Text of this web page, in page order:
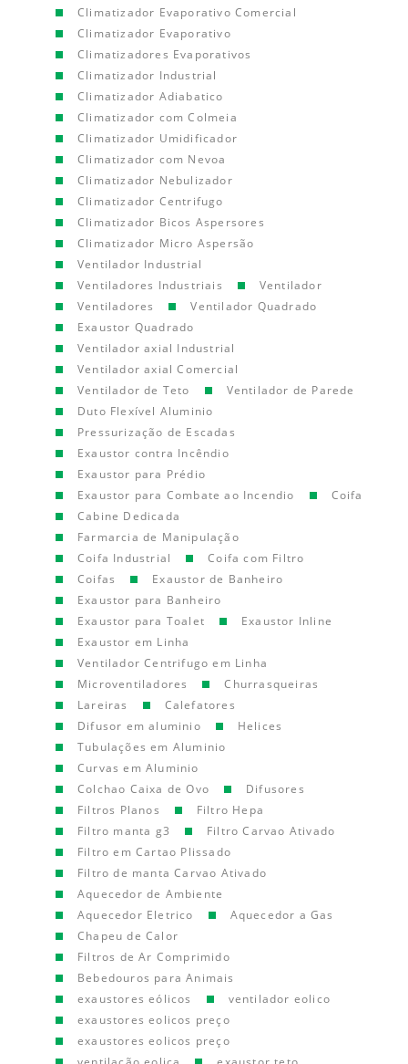
Climatizador Evaporativo Comercial
Climatizador Evaporativo
Climatizadores Evaporativos
Climatizador Industrial
Climatizador Adiabatico
Climatizador com Colmeia
Climatizador Umidificador
Climatizador com Nevoa
Climatizador Nebulizador
Climatizador Centrifugo
Climatizador Bicos Aspersores
Climatizador Micro Aspersão
Ventilador Industrial
Ventiladores Industriais
Ventilador
Ventiladores
Ventilador Quadrado
Exaustor Quadrado
Ventilador axial Industrial
Ventilador axial Comercial
Ventilador de Teto
Ventilador de Parede
Duto Flexível Aluminio
Pressurização de Escadas
Exaustor contra Incêndio
Exaustor para Prédio
Exaustor para Combate ao Incendio
Coifa
Cabine Dedicada
Farmarcia de Manipulação
Coifa Industrial
Coifa com Filtro
Coifas
Exaustor de Banheiro
Exaustor para Banheiro
Exaustor para Toalet
Exaustor Inline
Exaustor em Linha
Ventilador Centrifugo em Linha
Microventiladores
Churrasqueiras
Lareiras
Calefatores
Difusor em aluminio
Helices
Tubulações em Aluminio
Curvas em Aluminio
Colchao Caixa de Ovo
Difusores
Filtros Planos
Filtro Hepa
Filtro manta g3
Filtro Carvao Ativado
Filtro em Cartao Plissado
Filtro de manta Carvao Ativado
Aquecedor de Ambiente
Aquecedor Eletrico
Aquecedor a Gas
Chapeu de Calor
Filtros de Ar Comprimido
Bebedouros para Animais
exaustores eólicos
ventilador eolico
exaustores eolicos preço
exaustores eolicos preço